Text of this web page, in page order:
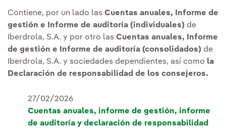
Contiene, por un lado las Cuentas anuales, Informe de
gestión e Informe de auditoría (individuales) de
Iberdrola, S.A. y por otro las Cuentas anuales, Informe
de gestión e Informe de auditoría (consolidados) de
Iberdrola, S.A. y sociedades dependientes, así como la
Declaración de responsabilidad de los consejeros.
27/02/2026
Cuentas anuales, informe de gestión, informe
de auditoría y declaración de responsabilidad